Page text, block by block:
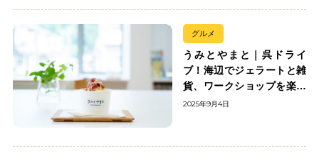
グルメ
うみとやまと｜呉ドライ
ブ！海辺でジェラートと雑
貨、ワークショップを楽し
む
2025年9月4日